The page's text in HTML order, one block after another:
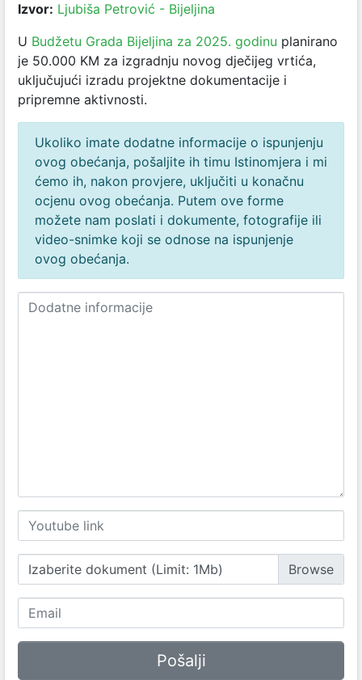
Izvor: Ljubiša Petrović - Bijeljina
U Budžetu Grada Bijeljina za 2025. godinu planirano
je 50.000 KM za izgradnju novog dječijeg vrtića,
uključujući izradu projektne dokumentacije i
pripremne aktivnosti.
Ukoliko imate dodatne informacije o ispunjenju
ovog obećanja, pošaljite ih timu Istinomjera i mi
ćemo ih, nakon provjere, uključiti u konačnu
ocjenu ovog obećanja. Putem ove forme
možete nam poslati i dokumente, fotografije ili
video-snimke koji se odnose na ispunjenje
ovog obećanja.
Izaberite dokument (Limit: 1Mb)